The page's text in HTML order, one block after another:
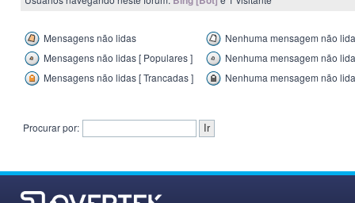
Mensagens não lidas
Nenhuma mensagem não lida
Mensagens não lidas [ Populares ]
Nenhuma mensagem não
Mensagens não lidas [ Trancadas ]
Nenhuma mensagem não
Procurar por: